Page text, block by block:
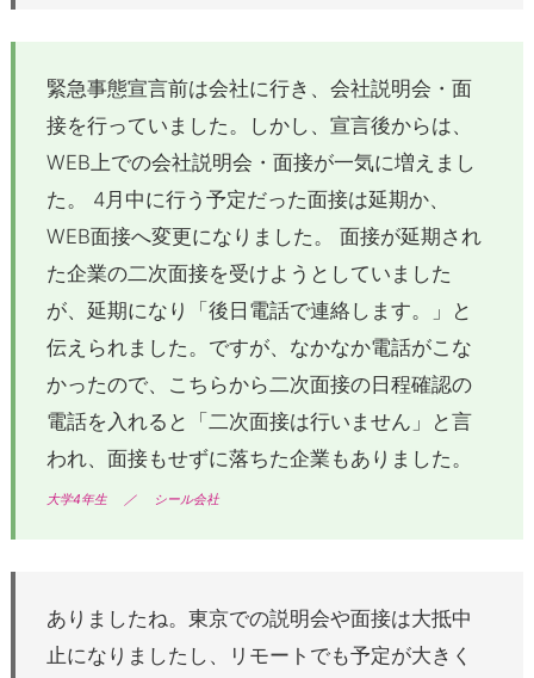
緊急事態宣言前は会社に行き、会社説明会・面
接を行っていました。しかし、宣言後からは、
WEB上での会社説明会・面接が一気に増えまし
た。 4月中に行う予定だった面接は延期か、
WEB面接へ変更になりました。 面接が延期され
た企業の二次面接を受けようとしていました
が、延期になり「後日電話で連絡します。」と
伝えられました。ですが、なかなか電話がこな
かったので、こちらから二次面接の日程確認の
電話を入れると「二次面接は行いません」と言
われ、面接もせずに落ちた企業もありました。
大学4年生 ／ シール会社
ありましたね。東京での説明会や面接は大抵中
止になりましたし、リモートでも予定が大きく